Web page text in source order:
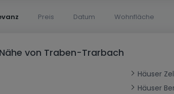
Preis Datum Wohnfläche
von Traben-Trarbach
Häuser
Häuser